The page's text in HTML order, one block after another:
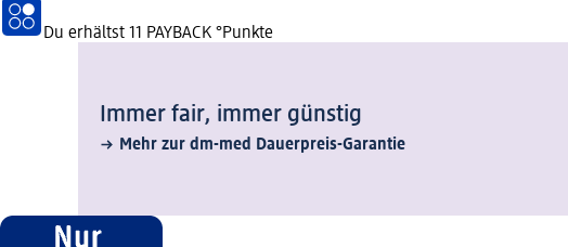
Du erhältst 11 PAYBACK °Punkte
Immer fair,­ immer günstig
Mehr zur dm-med Dauerpreis-Garantie